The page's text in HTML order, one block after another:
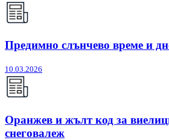
Предимно слънчево време и
10.03.2026
Оранжев и жълт код за
снеговалеж